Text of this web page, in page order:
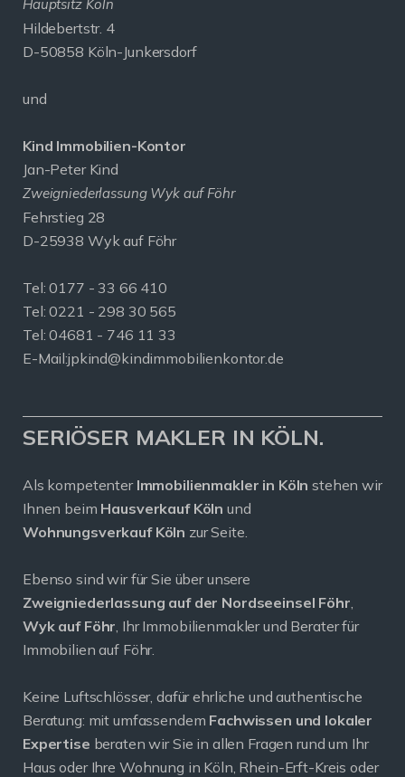
Hauptsitz Köln
Hildebertstr. 4
D-50858 Köln-Junkersdorf
und
Kind Immobilien-Kontor
Jan-Peter Kind
Zweigniederlassung Wyk auf Föhr
Fehrstieg 28
D-25938 Wyk auf Föhr
Tel:0177 - 33 66 410
Tel: 0221 - 298 30 565
Tel: 04681 - 746 11 33
E-Mail:jpkind@kindimmobilienkontor.de
SERIÖSER MAKLER IN KÖLN.
Als kompetenter Immobilienmakler in Köln stehen wir
Ihnen beim Hausverkauf Köln und
Wohnungsverkauf Köln zur Seite.
Ebenso sind wir für Sie über unsere
Zweigniederlassung auf der Nordseeinsel Föhr,
Wyk auf Föhr, Ihr Immobilienmakler und Berater für
Immobilien auf Föhr.
Keine Luftschlösser, dafür ehrliche und authentische
Beratung: mit umfassendem Fachwissen und lokaler
Expertise beraten wir Sie in allen Fragen rund um Ihr
Haus oder Ihre Wohnung in Köln, Rhein-Erft-Kreis oder